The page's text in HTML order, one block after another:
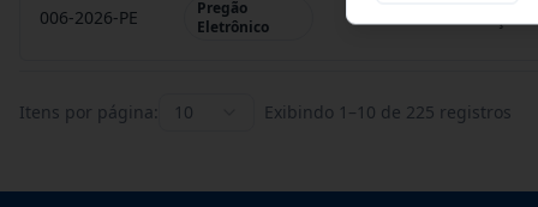
006-2026-PE
Pregão
Eletrônico
REGISTRO DE PREÇO
Itens por página: 10 Exibindo 1 –10 de 225 registros